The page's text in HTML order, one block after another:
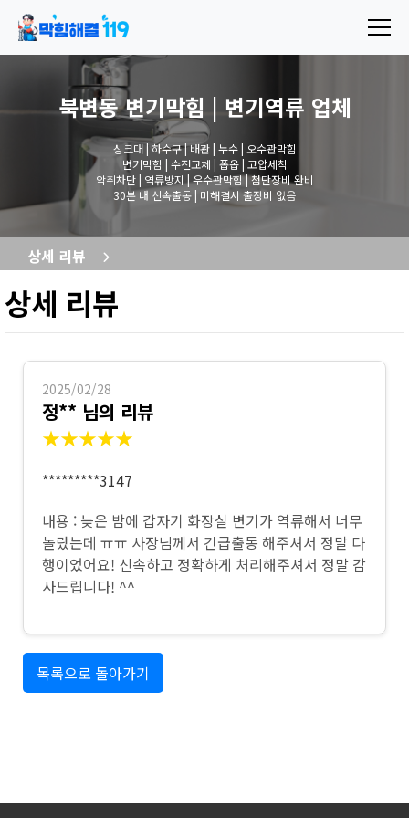
북변동 변기막힘 | 변기역류 업체
싱크대 | 하수구 | 배관 | 누수 | 오수관막힘
변기막힘 | 수전교체 | 폽옵 | 고압세척
악취차단 | 역류방지 | 우수관막힘 | 첨단장비 완비
30분 내 신속출동 | 미해결시 출장비 없음
상세 리뷰
상세 리뷰
2025/02/28
정** 님의 리뷰
★★★★★
*********3147
내용 : 늦은 밤에 갑자기 화장실 변기가 역류해서 너무
놀랐는데 ㅠㅠ 사장님께서 긴급출동 해주셔서 정말 다
행이었어요! 신속하고 정확하게 처리해주셔서 정말 감
사드립니다! ^^
목록으로 돌아가기